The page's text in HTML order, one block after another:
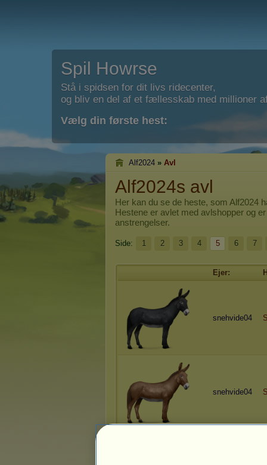
Spil Howrse
Stå i spidsen for dit livs ridecenter,
og bliv en del af et fællesskab med millioner
Vælg din første hest:
Alf2024 » Avl
Alf2024s avl
Her kan du se de heste, som Alf2024
Hestene er avlet med avlshopper og
anstrengelser.
Side: 1 2 3 4 5 6 7
Ejer:
snehvide04
snehvide04